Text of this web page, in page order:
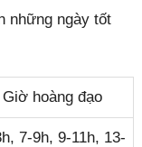
những ngày tốt
Giờ hoàng đạo
7-9h, 9-11h, 13-